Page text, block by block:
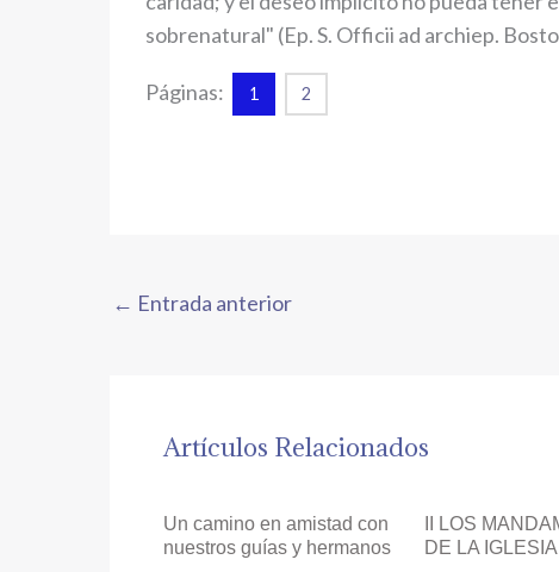
sobrenatural" (Ep. S. Officii ad archiep.
Páginas: 1 2
← Entrada anterior
Artículos Relacionados
Un camino en amistad con
nuestros guías y hermanos
II LOS
DE LA IGLESIA